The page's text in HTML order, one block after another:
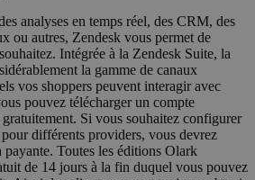
analyses en temps réel, des CRM, des
ou autres, Zendesk vous permet de
Intégrée à la Zendesk Suite, la
la gamme de canaux
vos shoppers peuvent interagir avec
pouvez télécharger un compte
Si vous souhaitez configurer
différents providers, vous devrez
payante. Toutes les éditions Olark
de 14 jours à la fin duquel vous pouvez